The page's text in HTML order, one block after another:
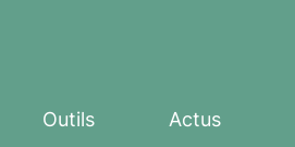
Outils Actus